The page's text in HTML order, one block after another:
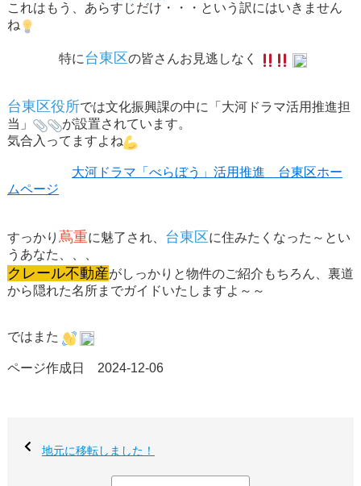
これはもう、あらすじだけ・・・という訳にはいきません
ね
特に台東区の皆さんお見逃しなく
台東区役所では文化振興課の中に「大河ドラマ活用推進担
当」
が設置されています。
気合入ってますよね
大河ドラマ「べらぼう」活用推進 台東区ホー
ムページ
すっかり 蔦重に魅了され、 台東区 に住みたくなった～とい
うあなた、、、
クレール不動産がしっかりと物件のご紹介もちろん、裏道
から隠れた名所までガイドいたしますよ～～
ではまた
ページ作成日 2024-12-06
地元に移転しました！